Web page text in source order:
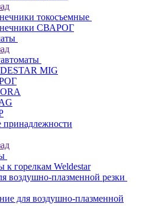
токосъемные
СВАРОГ
MIG
горелкам Weldestar
воздушно-плазменной резки
для воздушно-плазменной